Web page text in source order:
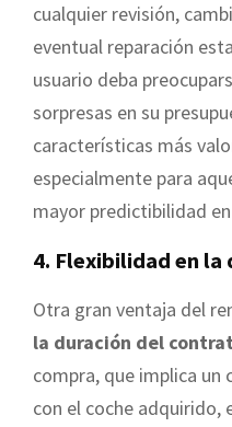
cualquier revisión,
eventual reparación
usuario deba
sorpresas en su
características más
especialmente para
mayor predictibilidad
4. Flexibilidad en
Otra gran ventaja del
la duración del
compra, que implica un
con el coche